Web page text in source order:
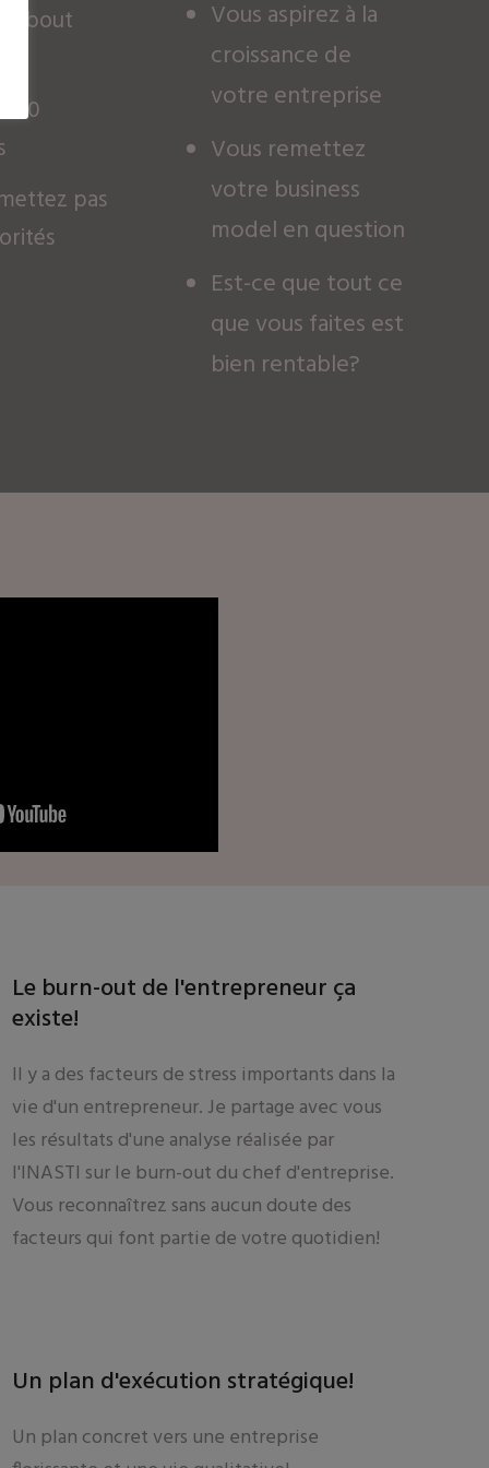
bout
pas
Vous aspirez à la
croissance de
votre entreprise
Vous remettez
votre business
model en question
Est-ce que tout ce
que vous faites est
bien rentable?
Le burn-out de l'entrepreneur ça
existe!
Il y a des facteurs de stress importants dans la
vie d'un entrepreneur. Je partage avec vous
les résultats d'une analyse réalisée par
l'INASTI sur le burn-out du chef d'entreprise.
Vous reconnaîtrez sans aucun doute des
facteurs qui font partie de votre quotidien!
Un plan d'exécution stratégique!
Un plan concret vers une entreprise